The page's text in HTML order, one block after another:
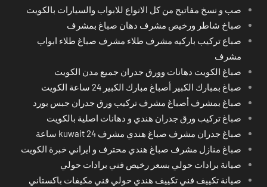
صب و نسخ مفاتيح من كل الانواع للابواب والسيارات بالكويت
صباخ شاطر ورخيص مشرف دهان صباغ بمشرف
صباع تركيب باركيه مشرف طلاء مشرف صباغ طلاء ابواب
مشرف
صباغ الكويت دهانات وورق جدران جميع مدن الكويت
صباغ بمبارك الكبير أصباغ مبارك الكبير 24 ساعة الكويت
صباغ بمشرف أصباغ مشرف تركيب ورق جدران جبس بورد
صباغ تركيب ورق جدران هندي و دهانات اصلية بالكويت
صباغ جدران مشرف صباغ هندي مشرف kuwait 24 ساعة
صباغ منازل مشرف صباغ هندي محترف و ايراني خبرة الكويت
صيانة برادات حولي بسعر رخيص فني برادات حولي
صيانة تكييف فني تكييف هندي حولي فني مكيفات باكستاني